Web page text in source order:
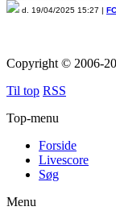
d. 19/04/2025 15:27 |
Copyright © 2006-
Til top RSS
Top-menu
Forside
Livescore
Søg
Menu